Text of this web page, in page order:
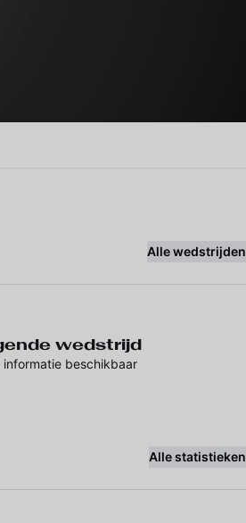
Alle wedstrijden
wedstrijd
informatie beschikbaar
Alle statistieken